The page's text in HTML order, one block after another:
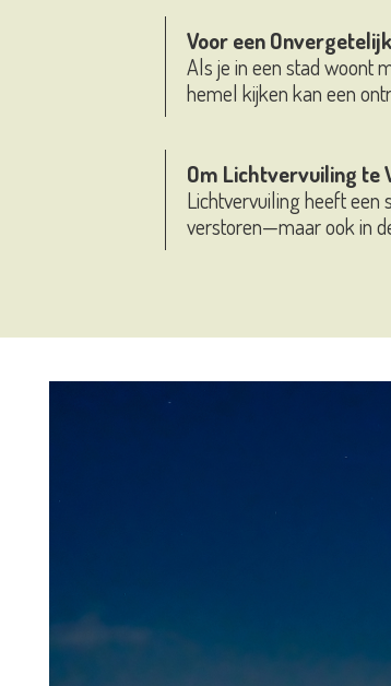
Voor een
Als je in een stad woont
hemel kijken kan een
Om Lichtvervuiling te
Lichtvervuiling heeft een
verstoren—maar ook in